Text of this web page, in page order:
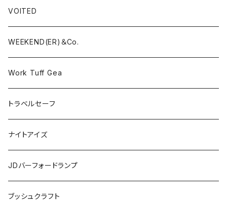
VOITED
WEEKEND(ER)＆Co.
Work Tuff Gea
トラベルセーフ
ナイトアイズ
JDバーフォードランプ
ブッシュクラフト